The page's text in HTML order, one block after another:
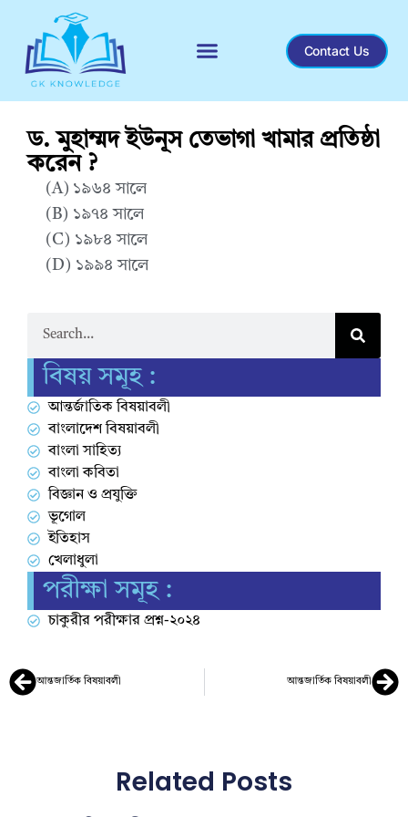
Contact Us
ড. মুহাম্মদ ইউনূস তেভাগা খামার প্রতিষ্ঠা
করেন ?
(A) ১৯৬৪ সালে
(B) ১৯৭৪ সালে
(C) ১৯৮৪ সালে
(D) ১৯৯৪ সালে
বিষয় সমূহ :
আন্তর্জাতিক বিষয়াবলী
বাংলাদেশ বিষয়াবলী
বাংলা সাহিত্য
বাংলা কবিতা
বিজ্ঞান ও প্রযুক্তি
ভূগোল
ইতিহাস
খেলাধুলা
পরীক্ষা সমূহ :
চাকুরীর পরীক্ষার প্রশ্ন-২০২৪
আন্তজার্তিক বিষয়াবলী আন্তজার্তিক বিষয়াবলী
Related Posts